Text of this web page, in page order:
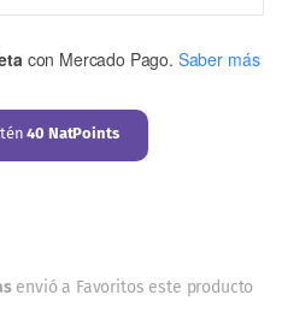
con Mercado Pago. Saber más
40 NatPoints
envió a Favoritos este producto